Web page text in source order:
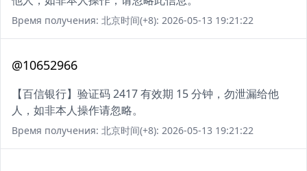
Время получения: 北京时间(+8): 2026-05-13 19:21:22
@10652966
【百信银行】验证码 2417 有效期 15 分钟，勿泄漏给他
人，如非本人操作请忽略。
Время получения: 北京时间(+8): 2026-05-13 19:21:22